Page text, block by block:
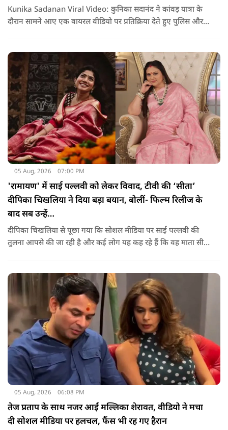
Kunika Sadanan Viral Video: कुनिका सदानंद ने कांवड़ यात्रा के
दौरान सामने आए एक वायरल वीडियो पर प्रतिक्रिया देते हुए पुलिस और
मारपीट करता है, तो उसके खिलाफ सख्त कार्रवाई होनी चाहिए.
05 Aug, 2026 07:00 PM
'रामायण' में साई पल्लवी को लेकर विवाद, टीवी की ‘सीता’
दीपिका चिखलिया ने दिया बड़ा बयान, बोलीं- फिल्म रिलीज के
बाद सब उन्हें…
दीपिका चिखलिया से पूछा गया कि सोशल मीडिया पर साई पल्लवी की
तुलना आपसे की जा रही है और कई लोग यह कह रहे हैं कि वह माता सीता
के प्यार के रूप में देखती हैं.
05 Aug, 2026 06:08 PM
तेज प्रताप के साथ नजर आईं मल्लिका शेरावत, वीडियो ने मचा
दी सोशल मीडिया पर हलचल, फैंस भी रह गए हैरान